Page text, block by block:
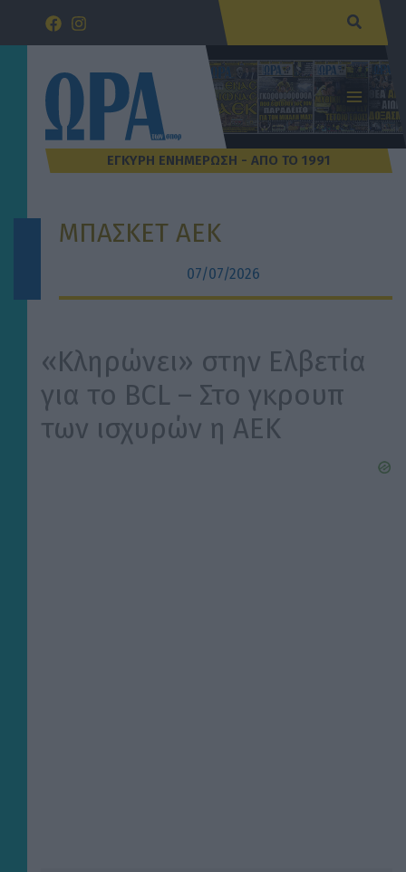
Μετάβαση
ΜΠΑΣΚΕΤ ΑΕΚ
07/07/2026
«Κληρώνει» στην Ελβετία
για το BCL – Στο γκρουπ
των ισχυρών η ΑΕΚ